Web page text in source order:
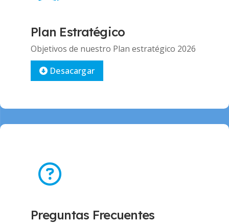
Plan Estratégico
Objetivos de nuestro Plan estratégico 2026
Desacargar
Preguntas Frecuentes